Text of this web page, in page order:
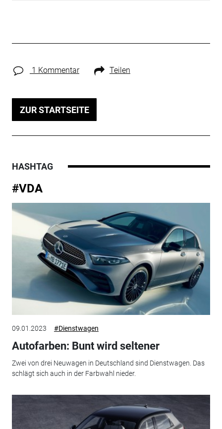
1 Kommentar Teilen
ZUR STARTSEITE
HASHTAG
#VDA
09.01.2023 #Dienstwagen
Autofarben: Bunt wird seltener
Zwei von drei Neuwagen in Deutschland sind Dienstwagen. Das
schlägt sich auch in der Farbwahl nieder.